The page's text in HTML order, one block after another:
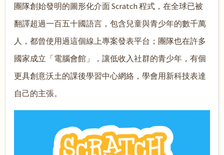
團隊創始發明的圖形化介面 Scratch 程式，在全球已被
翻譯超過一百五十國語言，包含兒童與青少年的數千萬
人，都曾使用過這個線上專案發表平台；團隊也在許多
國家成立「電腦會館」，讓低收入社群的青少年，有個
更具創意沃土的課後學習中心網絡，學會用新科技表達
自己的主張。